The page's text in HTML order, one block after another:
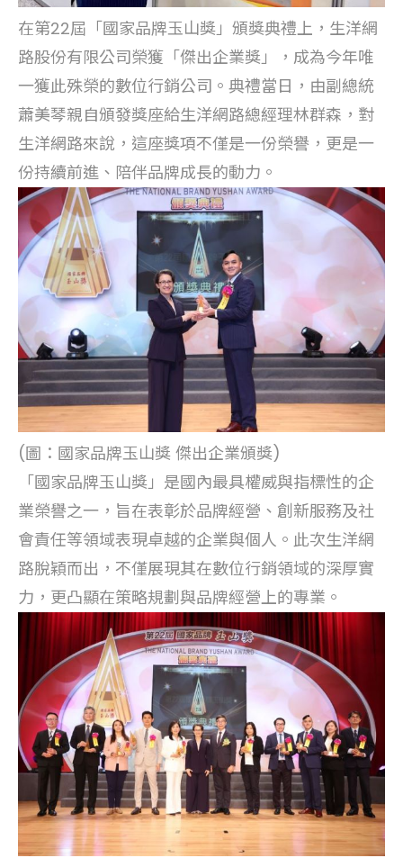
在第22屆「國家品牌玉山獎」頒獎典禮上，生洋網
路股份有限公司榮獲「傑出企業獎」，成為今年唯
一獲此殊榮的數位行銷公司。典禮當日，由副總統
蕭美琴親自頒發獎座給生洋網路總經理林群森，對
生洋網路來說，這座獎項不僅是一份榮譽，更是一
份持續前進、陪伴品牌成長的動力。
(圖：國家品牌玉山獎 傑出企業頒獎)
「國家品牌玉山獎」是國內最具權威與指標性的企
業榮譽之一，旨在表彰於品牌經營、創新服務及社
會責任等領域表現卓越的企業與個人。此次生洋網
路脫穎而出，不僅展現其在數位行銷領域的深厚實
力，更凸顯在策略規劃與品牌經營上的專業。